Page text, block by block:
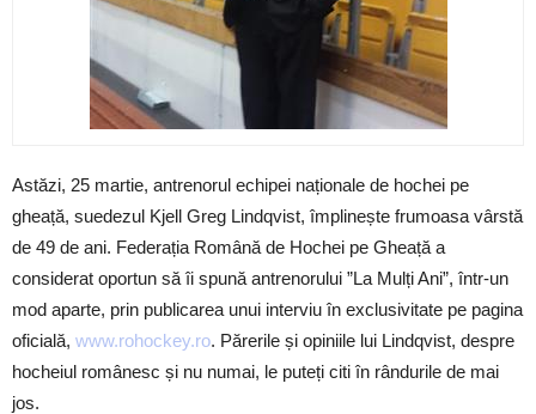
Astăzi, 25 martie, antrenorul echipei naționale de hochei pe
gheață, suedezul Kjell Greg Lindqvist, împlinește frumoasa vârstă
de 49 de ani. Federația Română de Hochei pe Gheață a
considerat oportun să îi spună antrenorului ”La Mulți Ani”, într-un
mod aparte, prin publicarea unui interviu în exclusivitate pe pagina
oficială, www.rohockey.ro. Părerile și opiniile lui Lindqvist, despre
hocheiul românesc și nu numai, le puteți citi în rândurile de mai
jos.